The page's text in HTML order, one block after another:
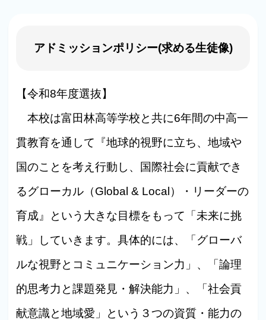
アドミッションポリシー(求める生徒像)
【令和8年度選抜】
本校は富田林高等学校と共に6年間の中高一
貫教育を通して『地球的視野に立ち、地域や
国のことを考え行動し、国際社会に貢献でき
るグローカル（Global & Local）・リーダーの
育成』という大きな目標をもって「未来に挑
戦」していきます。具体的には、「グローバ
ルな視野とコミュニケーション力」、「論理
的思考力と課題発見・解決能力」、「社会貢
献意識と地域愛」という３つの資質・能力の